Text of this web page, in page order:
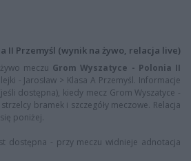
II Przemyśl (wynik na żywo, relacja live)
meczu Grom Wyszatyce - Polonia II
- Jarosław > Klasa A Przemyśl. Informacje
dostępna), kiedy mecz Grom Wyszatyce -
bramek i szczegóły meczowe. Relacja
poniżej.
dostępna - przy meczu widnieje adnotacja